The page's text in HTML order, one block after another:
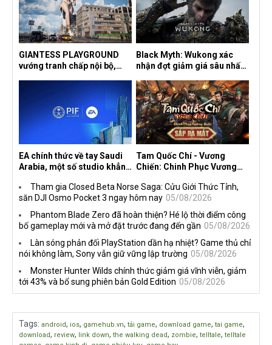
GIANTESS PLAYGROUND
vướng tranh chấp nội bộ,
ngầm chiếm đoạt doanh thu
Black Myth: Wukong xác
nhận đợt giảm giá sâu nhất
trên mọi nền tảng
EA chính thức về tay Saudi
Arabia, một số studio khẳng
lược DEI
Tam Quốc Chí - Vương
Chiến: Chinh Phục Vương
sáu thị trường Đông Nam Á
Tham gia Closed Beta Norse Saga: Cửu Giới Thức Tỉnh,
săn DJI Osmo Pocket 3 ngay hôm nay 05/08/2026
Phantom Blade Zero đã hoàn thiện? Hé lộ thời điểm công
bố gameplay mới và mở đặt trước đang đến gần 05/08/2026
Làn sóng phản đối PlayStation dần hạ nhiệt? Game thủ chỉ
nói không làm, Sony vẫn giữ vững lập trường 05/08/2026
Monster Hunter Wilds chính thức giảm giá vĩnh viễn, giảm
tới 43% và bổ sung phiên bản Gold Edition 05/08/2026
Tags: android, ios, gamehub.vn, tải game, download game, tai game,
download, review, link down, the walking dead, zombie, telltale, telltale